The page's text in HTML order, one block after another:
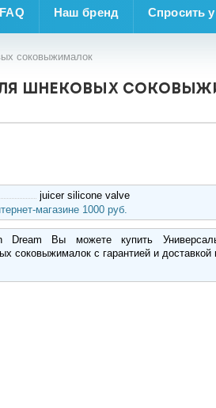
FAQ Наш бренд Спросить
соковыжималок
шнековых
juicer silicone valve
магазине 1000 руб.
Dream Вы можете купить
соковыжималок с гарантией и